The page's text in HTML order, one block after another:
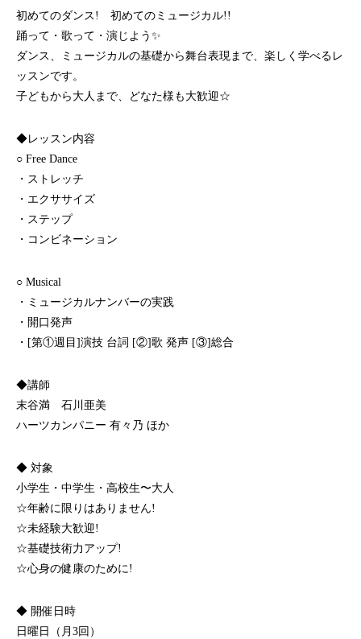
初めてのダンス! 初めてのミュージカル!!
踊って・歌って・演じよう✨
ダンス、ミュージカルの基礎から舞台表現まで、楽しく学べるレ
ッスンです。
子どもから大人まで、どなた様も大歓迎☆
◆レッスン内容
○ Free Dance
・ストレッチ
・エクササイズ
・ステップ
・コンビネーション
○ Musical
・ミュージカルナンバーの実践
・開口発声
・[第①週目]演技 台詞 [②]歌 発声 [③]総合
◆講師
末谷満 石川亜美
ハーツカンパニー 有々乃 ほか
◆ 対象
小学生・中学生・高校生〜大人
☆年齢に限りはありません!
☆未経験大歓迎!
☆基礎技術力アップ!
☆心身の健康のために!
◆ 開催日時
日曜日（月3回）